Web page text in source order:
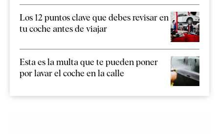
Los 12 puntos clave que debes revisar en
tu coche antes de viajar
Esta es la multa que te pueden poner
por lavar el coche en la calle